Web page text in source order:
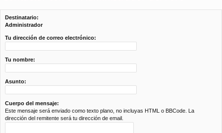
pi
c
Destinatario:
Administrador
Tu dirección de correo electrónico:
Tu nombre:
Asunto:
Cuerpo del mensaje:
Este mensaje será enviado como texto plano, no incluyas HTML o BBCode. La
dirección del remitente será tu dirección de email.